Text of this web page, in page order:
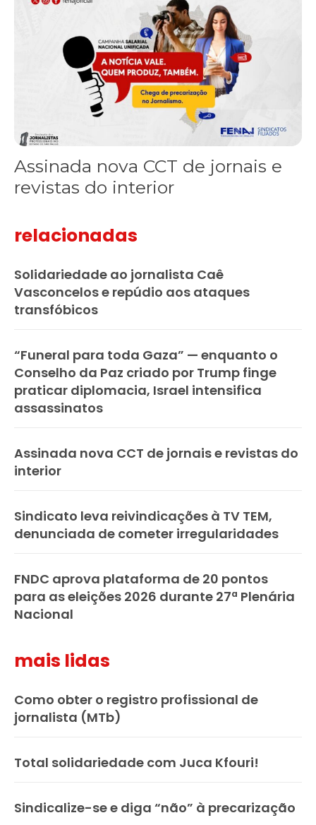
Assinada nova CCT de jornais e
revistas do interior
relacionadas
Solidariedade ao jornalista Caê
Vasconcelos e repúdio aos ataques
transfóbicos
“Funeral para toda Gaza” — enquanto o
Conselho da Paz criado por Trump finge
praticar diplomacia, Israel intensifica
assassinatos
Assinada nova CCT de jornais e revistas do
interior
Sindicato leva reivindicações à TV TEM,
denunciada de cometer irregularidades
FNDC aprova plataforma de 20 pontos
para as eleições 2026 durante 27ª Plenária
Nacional
mais lidas
Como obter o registro profissional de
jornalista (MTb)
Total solidariedade com Juca Kfouri!
Sindicalize-se e diga “não” à precarização